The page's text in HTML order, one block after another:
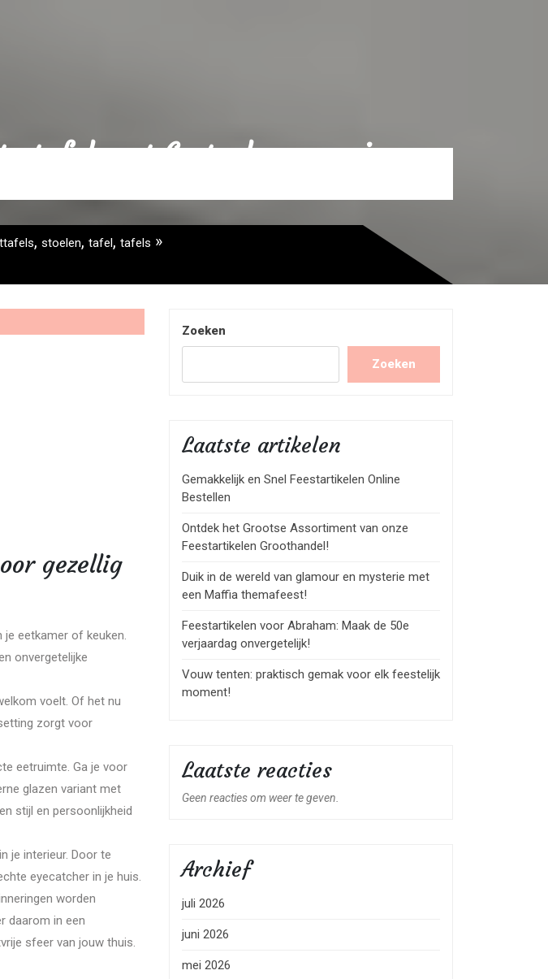
tafel met 6 stoelen voor jouw
, stoelen, tafel, tafels »
gezellig
eetkamer of keuken.
onvergetelijke
voelt. Of het nu
zorgt voor
eetruimte. Ga je voor
glazen variant met
stijl en persoonlijkheid
je interieur. Door te
eyecatcher in je huis.
worden
daarom in een
sfeer van jouw thuis.
Zoeken
Zoeken
Laatste artikelen
Gemakkelijk en Snel Feestartikelen Online
Bestellen
Ontdek het Grootse Assortiment van onze
Feestartikelen Groothandel!
Duik in de wereld van glamour en mysterie met
een Maffia themafeest!
Feestartikelen voor Abraham: Maak de 50e
verjaardag onvergetelijk!
Vouw tenten: praktisch gemak voor elk feestelijk
moment!
Laatste reacties
Geen reacties om weer te geven.
Archief
juli 2026
juni 2026
mei 2026